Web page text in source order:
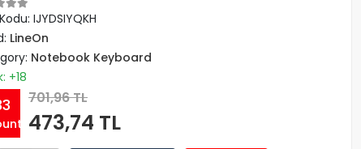
IJYDSIYQKH
LineOn
Notebook Keyboard
+18
701,96 TL
473,74 TL